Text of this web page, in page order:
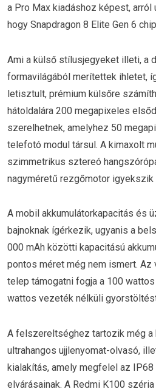
a Pro Max kiadáshoz képest,
hogy Snapdragon 8 Elite Gen 6
Ami a külső stílusjegyeket illeti, a
formavilágából merítettek ihletet,
letisztult, prémium külsőre
hátoldalára 200 megapixeles
szerelhetnek, amelyhez 50
telefotó modul társul. A kimaxolt
szimmetrikus sztereó
nagyméretű rezgőmotor
A mobil akkumulátorkapacitás és
bajnoknak ígérkezik, ugyanis a
000 mAh közötti kapacitású
pontos méret még nem ismert.
telep támogatni fogja a 100
wattos vezeték nélküli
A felszereltséghez tartozik még a
ultrahangos ujjlenyomat-olvasó,
kialakítás, amely megfelel az
elvárásainak. A Redmi K100